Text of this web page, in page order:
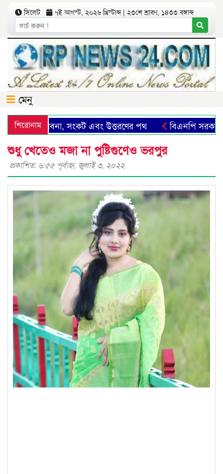
সিলেট ৭ই আগস্ট, ২০২৬ খ্রিস্টাব্দ | ২৩শে শ্রাবণ, ১৪৩৩ বঙ্গাব্দ
মেনু
শিরোনাম
সম্ভাবনা, সংকট এবং উত্তরণের পথ বিএনপি সরকারের
শুধু খেতেও মজা না পুষ্টিগুণেও ভরপুর
প্রকাশিত: ৬:৫৫ পূর্বাহ্ণ, জুলাই ৩, ২০২২